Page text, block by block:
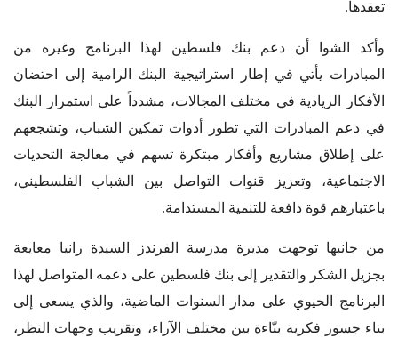
تعقدها.
وأكد الشوا أن دعم بنك فلسطين لهذا البرنامج وغيره من
المبادرات يأتي في إطار استراتيجية البنك الرامية إلى احتضان
الأفكار الريادية في مختلف المجالات، مشدداً على استمرار البنك
في دعم المبادرات التي تطور أدوات تمكين الشباب، وتشجعهم
على إطلاق مشاريع وأفكار مبتكرة تسهم في معالجة التحديات
الاجتماعية، وتعزيز قنوات التواصل بين الشباب الفلسطيني،
باعتبارهم قوة دافعة للتنمية المستدامة.
من جانبها توجهت مديرة مدرسة الفرندز السيدة رانيا معايعة
بجزيل الشكر والتقدير إلى بنك فلسطين على دعمه المتواصل لهذا
البرنامج الحيوي على مدار السنوات الماضية، والذي يسعى إلى
بناء جسور فكرية بنّاءة بين مختلف الآراء، وتقريب وجهات النظر،